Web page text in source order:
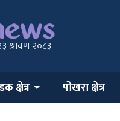
श्रावण २०८३
क्षेत्र पोखरा क्षेत्र